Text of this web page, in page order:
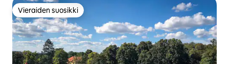
Vieraiden suosikki
Vieraiden suosikki